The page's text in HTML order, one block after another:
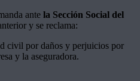
ante la Sección Social del
y se reclama:
civil por daños y perjuicios por
y la aseguradora.